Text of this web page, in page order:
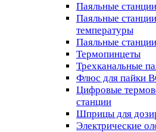
Паяльные
Паяльные
температуры
Паяльные
Термопинцеты
Трехканальные
Флюс для пайки
Цифровые
станции
Шприцы для
Электрические